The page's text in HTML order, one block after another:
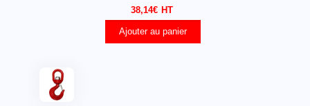
38,14€
Ajouter au panier